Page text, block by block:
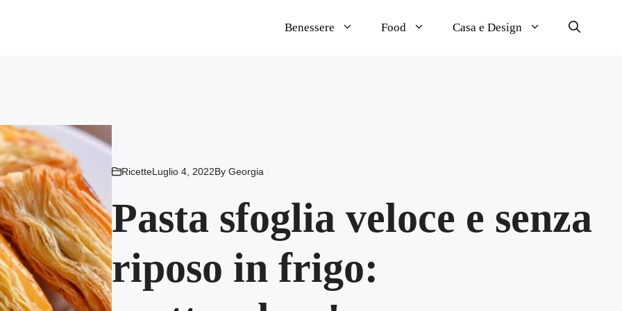
Benessere Food Casa e Design
RicetteLuglio 4, 2022By Georgia
Pasta sfoglia veloce e senza
riposo in frigo: